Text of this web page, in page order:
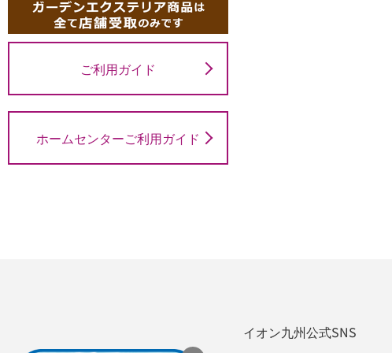
ご利用ガイド
ホームセンターご利用ガイド
イオン九州公式SNS